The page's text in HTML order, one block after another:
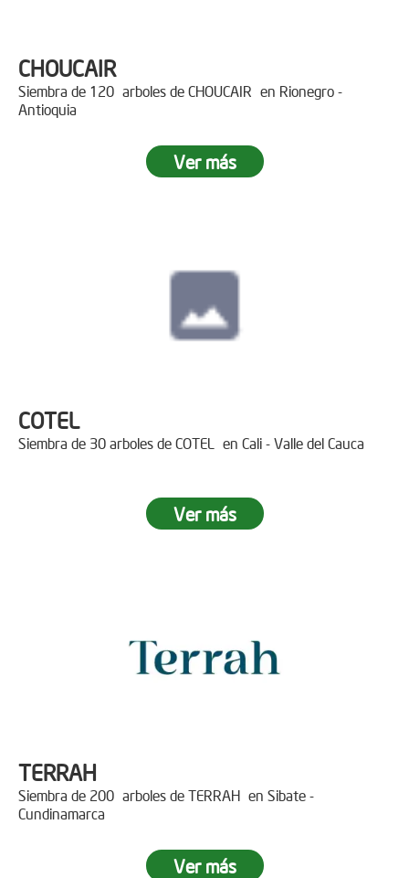
CHOUCAIR
Siembra de 120 arboles de CHOUCAIR en Rionegro -
Antioquia
Ver más
COTEL
Siembra de 30 arboles de COTEL en Cali - Valle del Cauca
Ver más
TERRAH
Siembra de 200 arboles de TERRAH en Sibate -
Cundinamarca
Ver más